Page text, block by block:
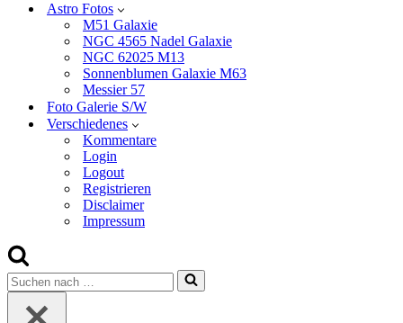
Astro Fotos
M51 Galaxie
NGC 4565 Nadel Galaxie
NGC 62025 M13
Sonnenblumen Galaxie M63
Messier 57
Foto Galerie S/W
Verschiedenes
Kommentare
Login
Logout
Registrieren
Disclaimer
Impressum
Suchen
nach …